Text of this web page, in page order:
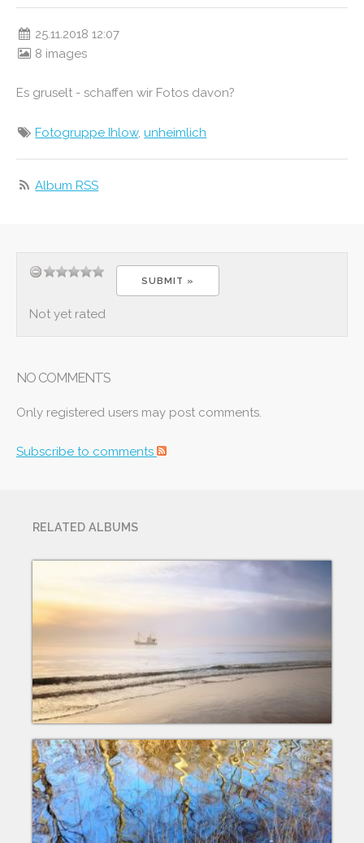
25.11.2018 12:07
8 images
Es gruselt - schaffen wir Fotos davon?
Fotogruppe Ihlow,unheimlich
Album RSS
Not yet rated
NO COMMENTS
Only registered users may post comments.
Subscribe to comments
RELATED ALBUMS